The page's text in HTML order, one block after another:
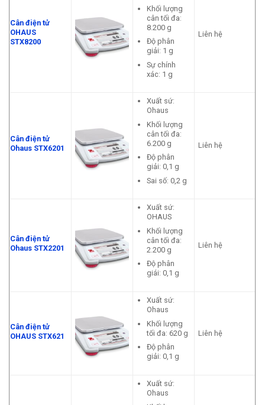
Cân điện tử
OHAUS
STX8200
Khối lượng
cân tối đa:
8.200 g
Độ phân
giải: 1 g
Sự chính
xác: 1 g
Liên hệ
Cân điện tử
Ohaus STX6201
Xuất sứ:
Ohaus
Khối lượng
cân tối đa:
6.200 g
Độ phân
giải: 0,1 g
Sai số: 0,2 g
Liên hệ
Cân điện tử
Ohaus STX2201
Xuất sứ:
OHAUS
Khối lượng
cân tối đa:
2.200 g
Độ phân
giái: 0,1 g
Liên hệ
Cân điện tử
OHAUS STX621
Xuất sứ:
Ohaus
Khối lượng
tối đa: 620 g
Độ phân
giải: 0,1 g
Liên hệ
Xuất sứ:
Ohaus